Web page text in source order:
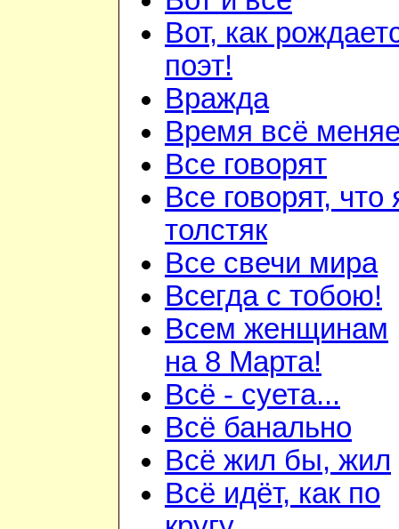
Вот, как
поэт!
Вражда
Время всё
Все говорят
Все говорят, что
толстяк
Все свечи мира
Всегда с тобою!
Всем женщинам
на 8 Марта!
Всё - суета...
Всё банально
Всё жил бы, жил
Всё идёт, как по